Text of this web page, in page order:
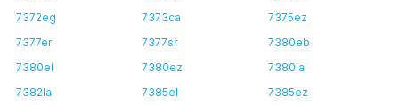
7372eg
7373ca
7375ez
7377er
7377sr
7380eb
7380el
7380ez
7380la
7382la
7385el
7385ez